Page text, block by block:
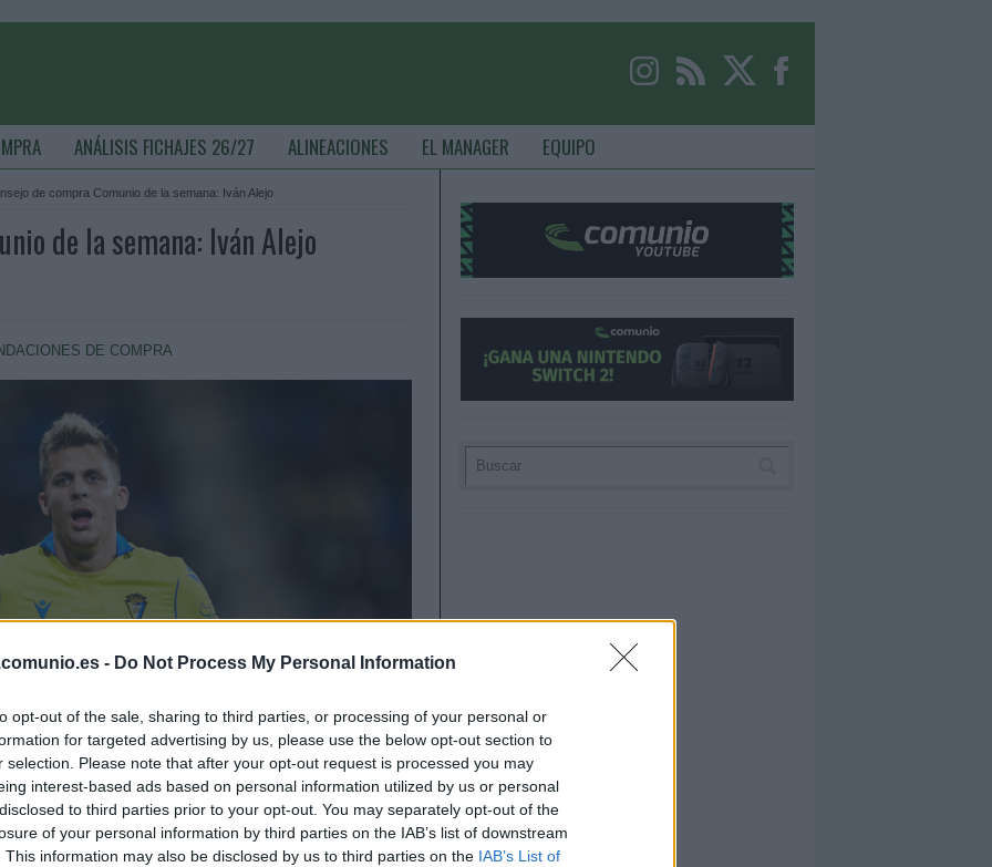
- Do Not Process My Personal Information
opt-out of the sale, sharing to third parties, or processing of your personal or
for targeted advertising by us, please use the below opt-out section to
selection. Please note that after your opt-out request is processed you may
interest-based ads based on personal information utilized by us or personal
to third parties prior to your opt-out. You may separately opt-out of the
of your personal information by third parties on the IAB’s list of downstream
This information may also be disclosed by us to third parties on the IAB’s List of
ANÁLISIS FICHAJES 26/27 ALINEACIONES EL MANAGER EQUIPO
de compra Comunio de la semana: Iván Alejo
de la semana: Iván Alejo
DE COMPRA